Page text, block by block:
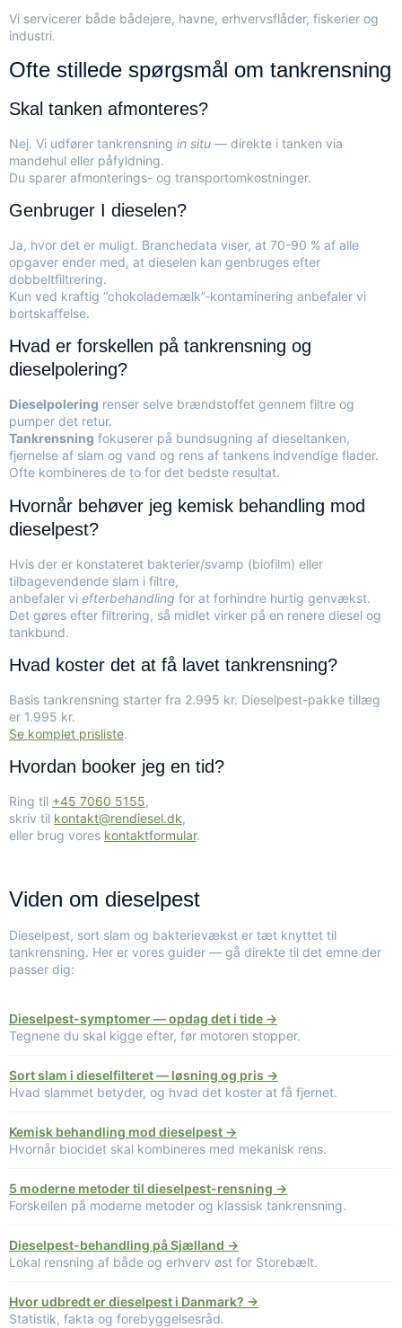
Vi servicerer både bådejere, havne, erhvervsflåder, fiskerier og
industri.
Ofte stillede spørgsmål om tankrensning
Skal tanken afmonteres?
Nej. Vi udfører tankrensning in situ — direkte i tanken via
mandehul eller påfyldning.
Du sparer afmonterings- og transportomkostninger.
Genbruger I dieselen?
Ja, hvor det er muligt. Branchedata viser, at 70-90 % af alle
opgaver ender med, at dieselen kan genbruges efter
dobbeltfiltrering.
Kun ved kraftig “chokolademælk”-kontaminering anbefaler vi
bortskaffelse.
Hvad er forskellen på tankrensning og
dieselpolering?
Dieselpolering renser selve brændstoffet gennem filtre og
pumper det retur.
Tankrensning fokuserer på bundsugning af dieseltanken,
fjernelse af slam og vand og rens af tankens indvendige flader.
Ofte kombineres de to for det bedste resultat.
Hvornår behøver jeg kemisk behandling mod
dieselpest?
Hvis der er konstateret bakterier/svamp (biofilm) eller
tilbagevendende slam i filtre,
anbefaler vi efterbehandling for at forhindre hurtig genvækst.
Det gøres efter filtrering, så midlet virker på en renere diesel og
tankbund.
Hvad koster det at få lavet tankrensning?
Basis tankrensning starter fra 2.995 kr. Dieselpest-pakke tillæg
er 1.995 kr.
Se komplet prisliste.
Hvordan booker jeg en tid?
Ring til +45 7060 5155,
skriv til kontakt@rendiesel.dk,
eller brug vores kontaktformular.
Viden om dieselpest
Dieselpest, sort slam og bakterievækst er tæt knyttet til
tankrensning. Her er vores guider — gå direkte til det emne der
passer dig:
Dieselpest-symptomer — opdag det i tide →
Tegnene du skal kigge efter, før motoren stopper.
Sort slam i dieselfilteret — løsning og pris →
Hvad slammet betyder, og hvad det koster at få fjernet.
Kemisk behandling mod dieselpest →
Hvornår biocidet skal kombineres med mekanisk rens.
5 moderne metoder til dieselpest-rensning →
Forskellen på moderne metoder og klassisk tankrensning.
Dieselpest-behandling på Sjælland →
Lokal rensning af både og erhverv øst for Storebælt.
Hvor udbredt er dieselpest i Danmark? →
Statistik, fakta og forebyggelsesråd.